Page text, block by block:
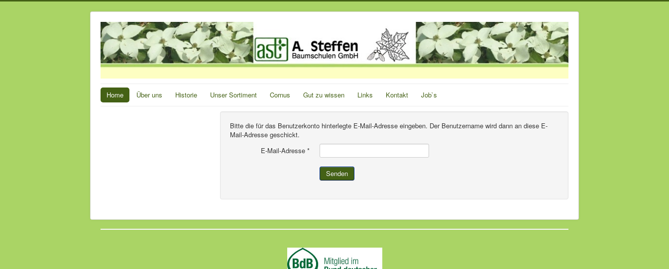
Home Über uns Historie Unser Sortiment Cornus Gut zu wissen Links Kontakt Job`s
Bitte die für das Benutzerkonto hinterlegte E-Mail-Adresse eingeben. Der Benutzername wird dann an diese E-
Mail-Adresse geschickt.
E-Mail-Adresse *
Senden